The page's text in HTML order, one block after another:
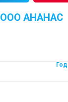
ООО АНАНАС